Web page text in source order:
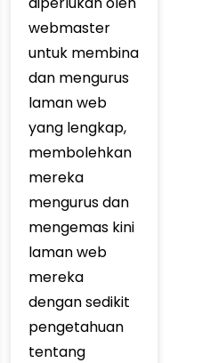
webmaster
untuk membina
dan mengurus
laman web
yang lengkap,
membolehkan
mereka
mengurus dan
mengemas kini
laman web
mereka
dengan sedikit
pengetahuan
tentang